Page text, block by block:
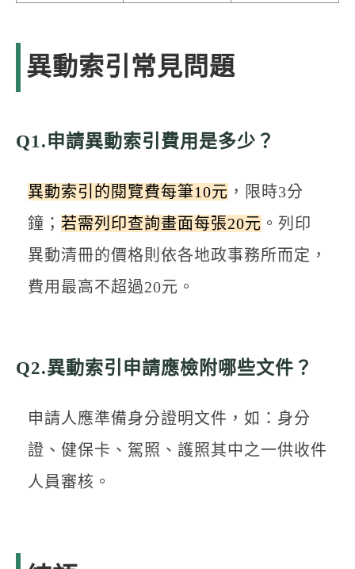
異動索引常見問題
Q1.申請異動索引費用是多少？
異動索引的閱覽費每筆10元 ，限時3分
鐘； 若需列印查詢畫面每張20元 。列印
異動清冊的價格則依各地政事務所而定，
費用最高不超過20元。
Q2.異動索引申請應檢附哪些文件？
申請人應準備身分證明文件，如：身分
證、健保卡、駕照、護照其中之一供收件
人員審核。